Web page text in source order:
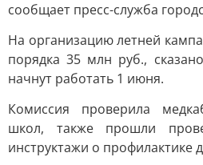
сообщает пресс-служба
На организацию летней
порядка 35 млн руб.,
начнут работать 1 июня.
Комиссия проверила
школ, также прошли
инструктажи о профилактике